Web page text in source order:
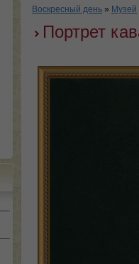
Воскресный день » Музей
Портрет